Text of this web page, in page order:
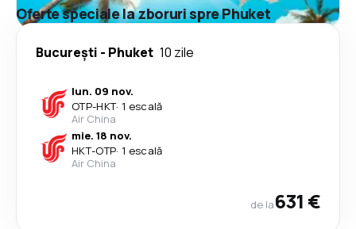
Oferte speciale la zboruri spre Phuket
București - Phuket 10 zile
lun. 09 nov.
OTP-HKT· 1 escală
Air China
mie. 18 nov.
HKT-OTP· 1 escală
Air China
de la631 €